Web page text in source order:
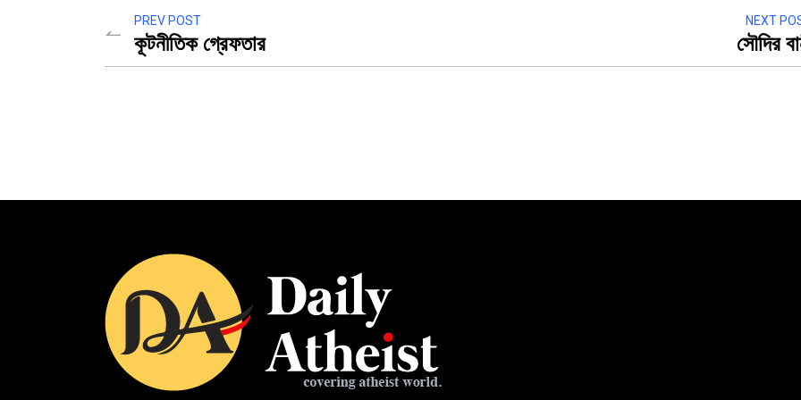
PREV POST
কূটনীতিক গ্রেফতার
NEXT
সৌদির